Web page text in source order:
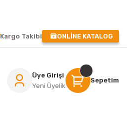
Kargo Takibi ONLİNE KATALOG
Üye Girişi
Yeni Üyelik
Sepetim